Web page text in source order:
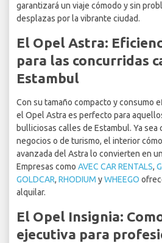
garantizará un viaje cómodo y sin
desplazas por la vibrante ciudad.
El Opel Astra:
para las concurridas
Estambul
Con su tamaño compacto y consumo
el Opel Astra es perfecto para
bulliciosas calles de Estambul. Ya sea
negocios o de turismo, el interior
avanzada del Astra lo convierten en
Empresas como AVEC CAR RENTALS,
GOLDCAR, RHODIUM yWHEEGO
alquilar.
El Opel Insignia:
ejecutiva para